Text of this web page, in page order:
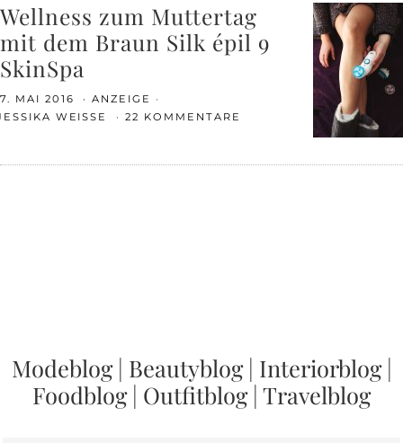
Wellness zum Muttertag
mit dem Braun Silk épil 9
SkinSpa
7. MAI 2016
ANZEIGE
WEISSE
22 KOMMENTARE
Modeblog| Beautyblog| Interiorblog|
Foodblog| Outfitblog| Travelblog